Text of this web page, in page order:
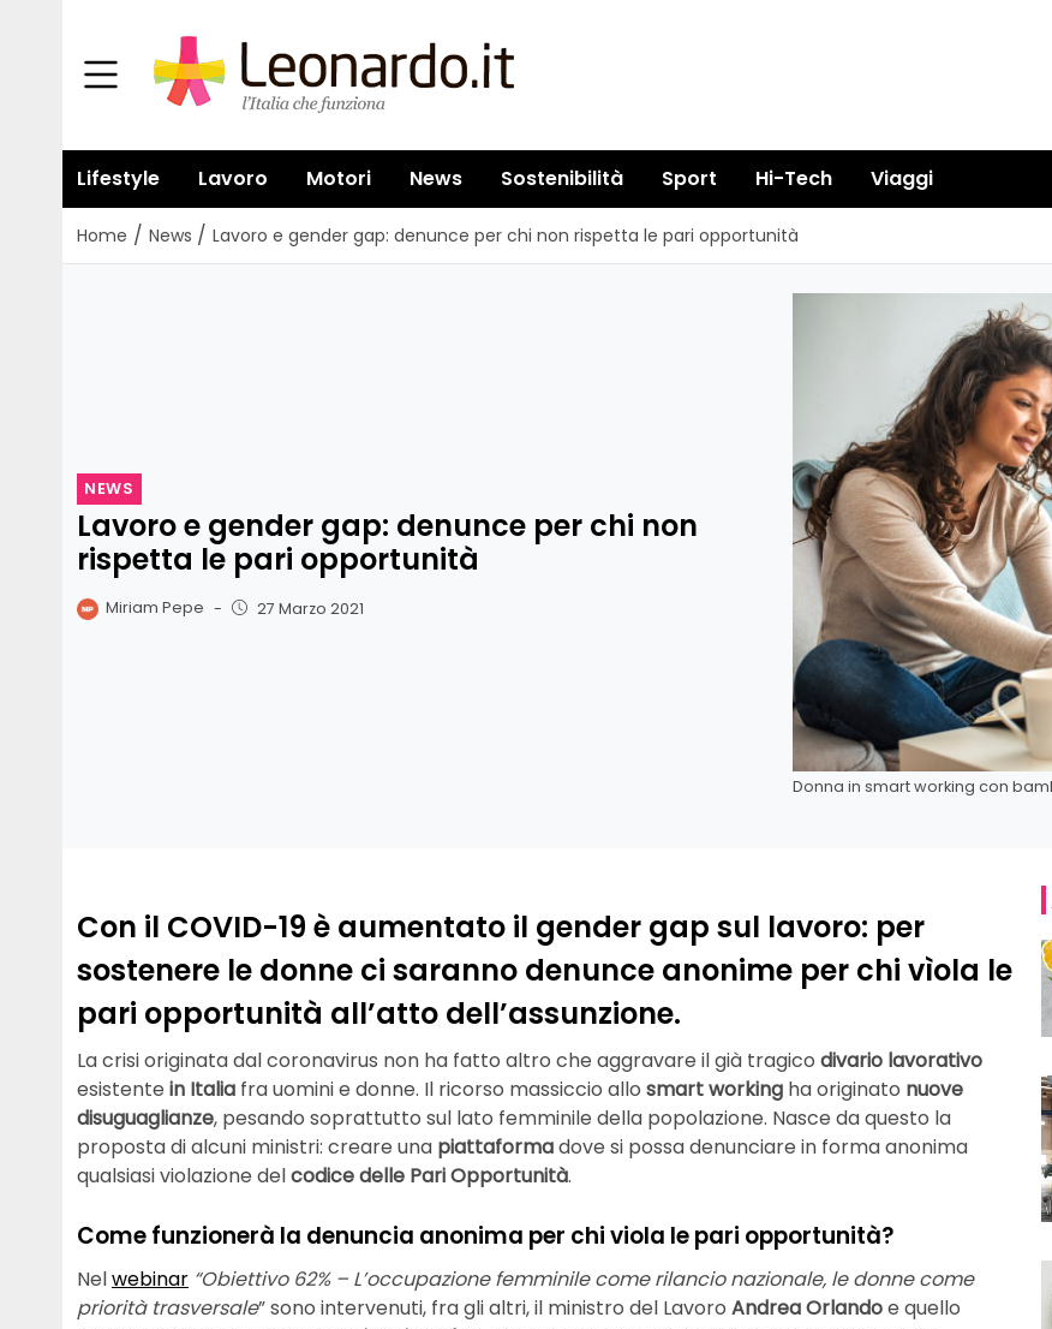
Lifestyle Lavoro Motori News Sostenibilità Sport Hi-Tech Viaggi
Home / News / Lavoro e gender gap: denunce per chi non rispetta le pari opportunità
NEWS
Lavoro e gender gap: denunce per chi non
rispetta le pari opportunità
Miriam Pepe - 27 Marzo 2021
Donna in smart working con
Con il COVID-19 è aumentato il gender gap sul lavoro: per
sostenere le donne ci saranno denunce anonime per chi vìola le
pari opportunità all’atto dell’assunzione.
La crisi originata dal coronavirus non ha fatto altro che aggravare il già tragico divario lavorativo
esistente in Italia fra uomini e donne. Il ricorso massiccio allo smart working ha originato nuove
disuguaglianze, pesando soprattutto sul lato femminile della popolazione. Nasce da questo la
proposta di alcuni ministri: creare una piattaformadove si possa denunciare in forma anonima
qualsiasi violazione delcodice delle Pari Opportunità.
Come funzionerà la denuncia anonima per chi viola le pari opportunità?
Nelwebinar “Obiettivo 62% – L’occupazione femminile come rilancio nazionale, le donne come
priorità trasversale” sono intervenuti, fra gli altri, il ministro del Lavoro Andrea Orlandoe quello